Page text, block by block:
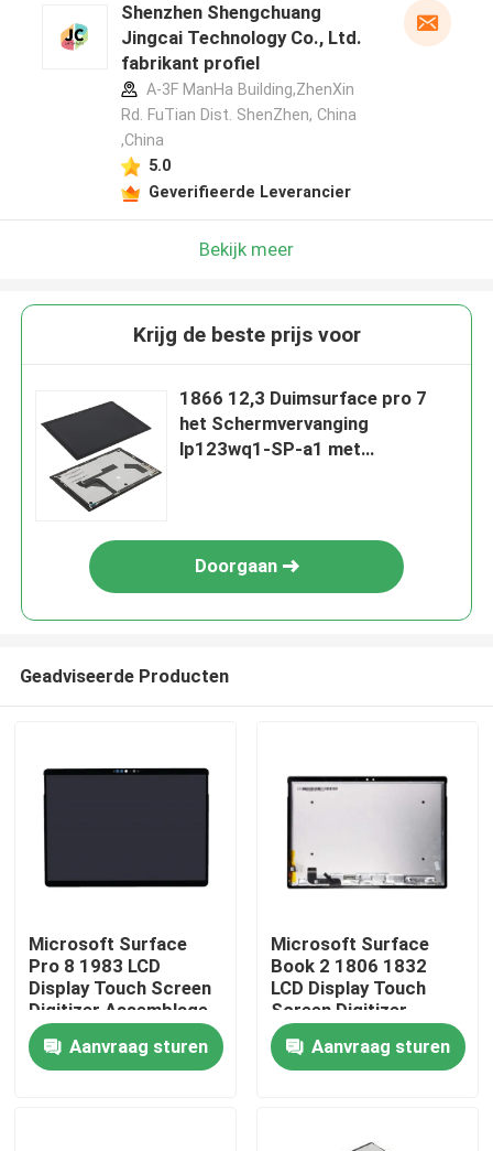
Huis
Producten
Shenzhen Shengchuang
Jingcai Technology Co., Ltd.
fabrikant profiel
A-3F ManHa Building,ZhenXin
Rd. FuTian Dist. ShenZhen, China
,China
5.0
Geverifieerde Leverancier
Bekijk meer
Krijg de beste prijs voor
1866 12,3 Duimsurface pro 7
het Schermvervanging
lp123wq1-SP-a1 met
Doorgaan
Geadviseerde Producten
Microsoft Surface
Pro 8 1983 LCD
Display Touch Screen
Digitizer Assemblage
13.3" 2880x1920
Aanvraag sturen
Microsoft Surface
Book 2 1806 1832
LCD Display Touch
Screen Digitizer
Assembly 13,5"
Aanvraag sturen